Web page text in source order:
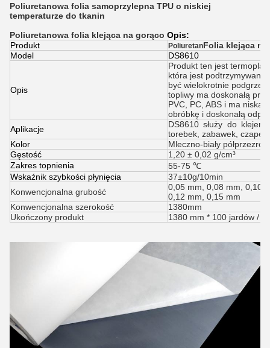
Poliuretanowa folia samoprzylepna TPU o niskiej
temperaturze do tkanin
Poliuretanowa folia klejąca na gorąco Opis:
Produkt
PoliuretanFolia klejąca
Model
DS8610
Opis
Produkt ten jest
która jest podtrzymywana
być wielokrotnie
topliwy ma doskonałą
PVC, PC, ABS i ma niską
obróbkę i doskonałą
Aplikacje
DS8610 służy do
torebek, zabawek,
Kolor
Mleczno-biały
Gęstość
1,20 ± 0,02 g/cm³
Zakres topnienia
55-75 ℃
Wskaźnik szybkości płynięcia
37±10g/10min
Konwencjonalna grubość
0,05 mm, 0,08 mm, 0,10
0,12 mm, 0,15 mm
Konwencjonalna szerokość
1380mm
Ukończony produkt
1380 mm * 100 jardów /